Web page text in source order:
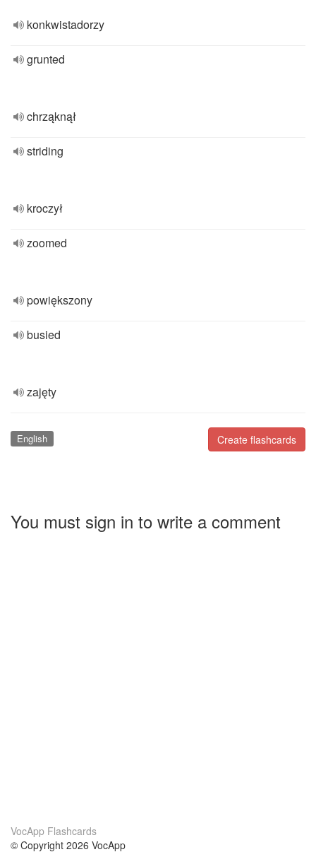
konkwistadorzy
grunted
chrząknął
striding
kroczył
zoomed
powiększony
busied
zajęty
Create flashcards
English
You must sign in to write a comment
VocApp Flashcards
© Copyright 2026 VocApp